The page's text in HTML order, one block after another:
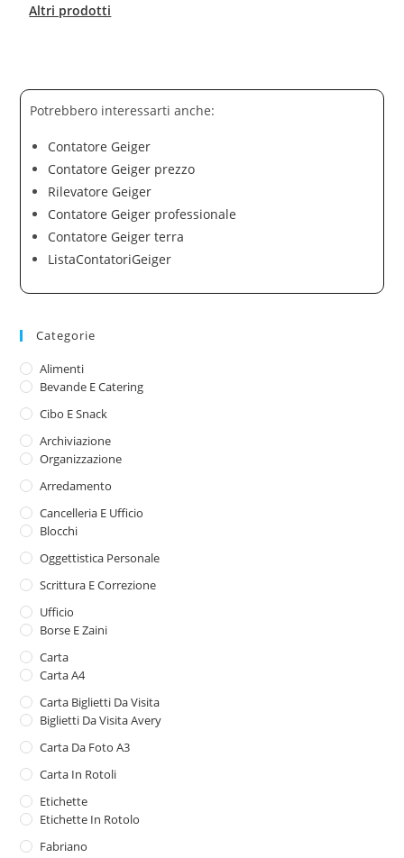
Altri prodotti
Potrebbero interessarti anche:
Contatore Geiger
Contatore Geiger prezzo
Rilevatore Geiger
Contatore Geiger professionale
Contatore Geiger terra
ListaContatoriGeiger
Categorie
Alimenti
Bevande E Catering
Cibo E Snack
Archiviazione
Organizzazione
Arredamento
Cancelleria E Ufficio
Blocchi
Oggettistica Personale
Scrittura E Correzione
Ufficio
Borse E Zaini
Carta
Carta A4
Carta Biglietti Da Visita
Biglietti Da Visita Avery
Carta Da Foto A3
Carta In Rotoli
Etichette
Etichette In Rotolo
Fabriano